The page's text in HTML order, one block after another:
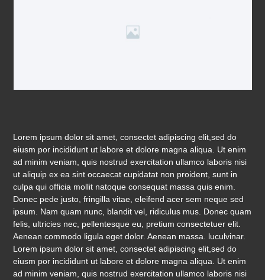
Lorem ipsum dolor sit amet, consectet adipiscing elit,sed do
eiusm por incididunt ut labore et dolore magna aliqua. Ut enim
ad minim veniam, quis nostrud exercitation ullamco laboris nisi
ut aliquip ex ea sint occaecat cupidatat non proident, sunt in
culpa qui officia mollit natoque consequat massa quis enim.
Donec pede justo, fringilla vitae, eleifend acer sem neque sed
ipsum. Nam quam nunc, blandit vel, ridiculus mus. Donec quam
felis, ultricies nec, pellentesque eu, pretium consectetuer elit.
Aenean commodo ligula eget dolor. Aenean massa. luculvinar.
Lorem ipsum dolor sit amet, consectet adipiscing elit,sed do
eiusm por incididunt ut labore et dolore magna aliqua. Ut enim
ad minim veniam, quis nostrud exercitation ullamco laboris nisi